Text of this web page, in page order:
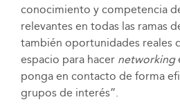
conocimiento y competencia
relevantes en todas las ramas
también oportunidades reales
espacio para hacer networking
ponga en contacto de forma
grupos de interés”.